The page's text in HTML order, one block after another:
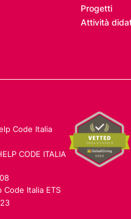
Progetti
Attività
Code Italia
CODE ITALIA
Italia ETS